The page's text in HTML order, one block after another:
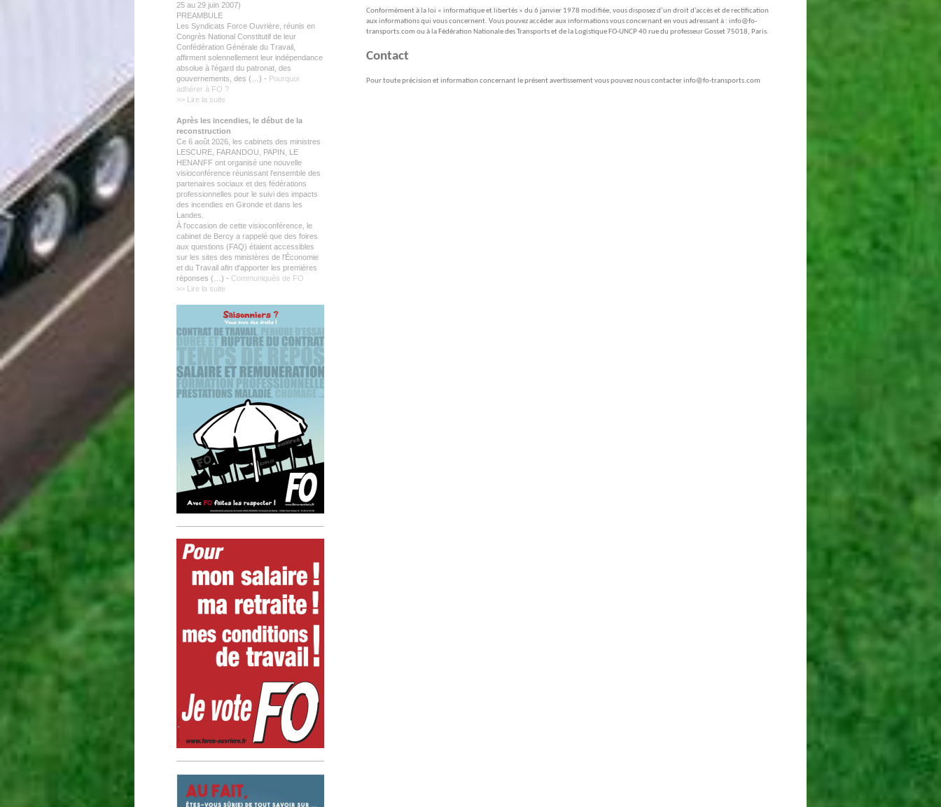
Conformément à la loi « informatique et libertés » du 6 janvier 1978 modifiée, vous disposez d’un droit d’accès et de rectification
aux informations qui vous concernent. Vous pouvez accéder aux informations vous concernant en vous adressant à : info@fo-
transports.com ou à la Fédération Nationale des Transports et de la Logistique FO-UNCP 40 rue du professeur Gosset 75018, Paris.
Contact
Pour toute précision et information concernant le présent avertissement vous pouvez nous contacter info@fo-transports.com
25 au 29 juin 2007)
PREAMBULE
Les Syndicats Force Ouvrière, réunis en
Congrès National Constitutif de leur
Confédération Générale du Travail,
affirment solennellement leur indépendance
absolue à l'égard du patronat, des
gouvernements, des (…) - Pourquoi
adhérer à FO ?
>> Lire la suite
Après les incendies, le début de la
reconstruction
Ce 6 août 2026, les cabinets des ministres
LESCURE, FARANDOU, PAPIN, LE
HENANFF ont organisé une nouvelle
visioconférence réunissant l'ensemble des
partenaires sociaux et des fédérations
professionnelles pour le suivi des impacts
des incendies en Gironde et dans les
Landes.
À l'occasion de cette visioconférence, le
cabinet de Bercy a rappelé que des foires
aux questions (FAQ) étaient accessibles
sur les sites des ministères de l'Économie
et du Travail afin d'apporter les premières
réponses (…) - Communiqués de FO
>> Lire la suite